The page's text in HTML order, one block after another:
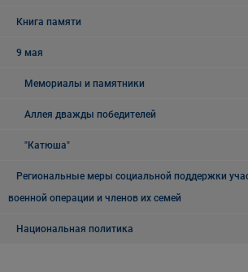
Книга памяти
9 мая
Мемориалы и памятники
Аллея дважды победителей
"Катюша"
Региональные меры социальной поддержки
военной операции и членов их семей
Национальная политика